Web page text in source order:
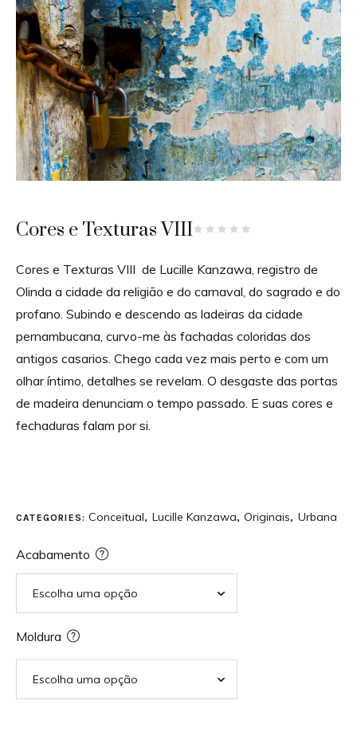
Cores e Texturas VIII
Cores e Texturas VIII de Lucille Kanzawa, registro de
Olinda a cidade da religião e do carnaval, do sagrado e do
profano. Subindo e descendo as ladeiras da cidade
pernambucana, curvo-me às fachadas coloridas dos
antigos casarios. Chego cada vez mais perto e com um
olhar íntimo, detalhes se revelam. O desgaste das portas
de madeira denunciam o tempo passado. E suas cores e
fechaduras falam por si.
CATEGORIES:Conceitual, Lucille Kanzawa,Originais, Urbana
Acabamento
Moldura